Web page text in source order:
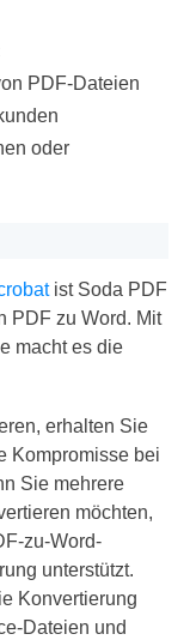
PDF-Dateien
oder
ist Soda PDF
PDF zu Word. Mit
macht es die
erhalten Sie
Kompromisse bei
Sie mehrere
möchten,
zu-Word-
unterstützt.
Konvertierung
Dateien und